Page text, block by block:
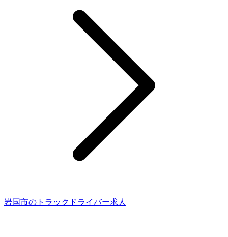
岩国市のトラックドライバー求人